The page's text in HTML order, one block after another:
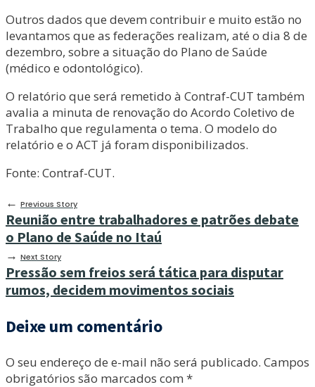
Outros dados que devem contribuir e muito estão no
levantamos que as federações realizam, até o dia 8 de
dezembro, sobre a situação do Plano de Saúde
(médico e odontológico).
O relatório que será remetido à Contraf-CUT também
avalia a minuta de renovação do Acordo Coletivo de
Trabalho que regulamenta o tema. O modelo do
relatório e o ACT já foram disponibilizados.
Fonte: Contraf-CUT.
← Previous Story
Reunião entre trabalhadores e patrões debate
o Plano de Saúde no Itaú
→ Next Story
Pressão sem freios será tática para disputar
rumos, decidem movimentos sociais
Deixe um comentário
O seu endereço de e-mail não será publicado. Campos
obrigatórios são marcados com *